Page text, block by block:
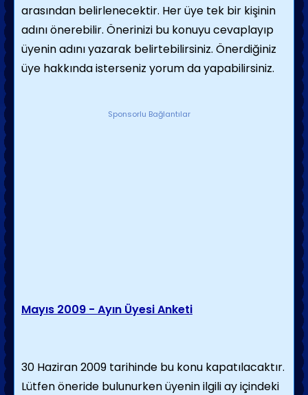
arasından belirlenecektir. Her üye tek bir kişinin
adını önerebilir. Önerinizi bu konuyu cevaplayıp
üyenin adını yazarak belirtebilirsiniz. Önerdiğiniz
üye hakkında isterseniz yorum da yapabilirsiniz.
Sponsorlu Bağlantılar
Mayıs 2009 - Ayın Üyesi Anketi
30 Haziran 2009 tarihinde bu konu kapatılacaktır.
Lütfen öneride bulunurken üyenin ilgili ay içindeki